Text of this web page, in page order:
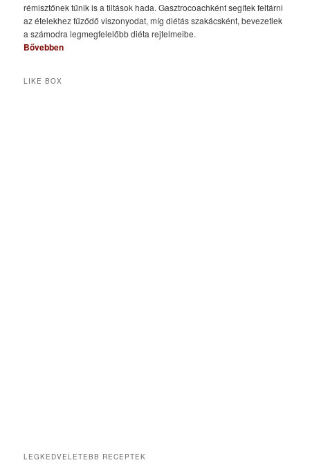
rémisztőnek tűnik is a tiltások hada. Gasztrocoachként segítek feltárni
az ételekhez fűződő viszonyodat, míg diétás szakácsként, bevezetlek
a számodra legmegfelelőbb diéta rejtelmeibe.
Bővebben
LIKE BOX
LEGKEDVELETEBB RECEPTEK